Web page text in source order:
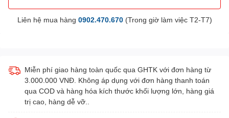
Liên hệ mua hàng 0902.470.670(Trong giờ làm việc T2-T7)
Miễn phí giao hàng toàn quốc qua GHTK với đơn hàng từ
3.000.000 VNĐ. Không áp dụng với đơn hàng thanh toán
qua COD và hàng hóa kích thước khối lượng lớn, hàng giá
trị cao, hàng dễ vỡ..